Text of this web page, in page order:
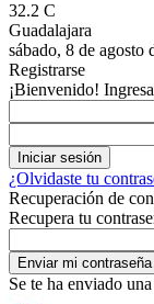
32.2 C
Guadalajara
sábado, 8 de agosto
Registrarse
¡Bienvenido!
¿Olvidaste tu
Recuperación de
Recupera tu
Se te ha enviado